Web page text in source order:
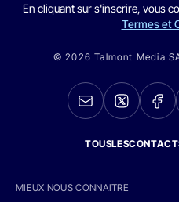
En cliquant sur s'inscrire, vous
Termes et
© 2026 Talmont Media
MIEUX NOUS CONNAITRE